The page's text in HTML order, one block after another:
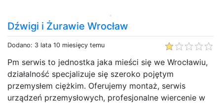
Dźwigi i Żurawie Wrocław
Dodano: 3 lata 10 miesięcy temu
Pm serwis to jednostka jaka mieści się we Wrocławiu,
działalność specjalizuje się szeroko pojętym
przemysłem ciężkim. Oferujemy montaż, serwis
urządzeń przemysłowych, profesjonalne wiercenie w